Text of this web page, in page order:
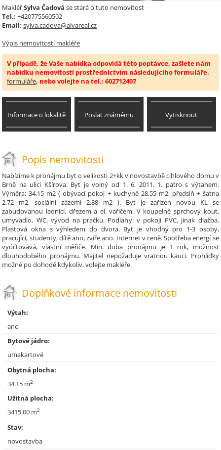
MakléřSylva Čadová se stará o tuto nemovitost
Tel.: +420775560502
Email: sylva.cadova@alvareal.cz
Výpis nemovitostí makléře
V případě, že Vaše nabídka odpovídá této poptávce, zašlete nám
nabídku nemovitosti prostřednictvím následujícího formuláře.
formuláře, nebo volejte na tel.: 602712407
Informace o lokalitě Poslat známému Vytisknout
Popis nemovitosti
Nabízíme k pronájmu byt o velikosti 2+kk v novostavbě cihlového domu v
Brně na ulici Kšírova. Byt je volný od 1. 6. 2011. 1. patro s výtahem.
Výměra: 34,15 m2 ( obývací pokoj + kuchyně 28,55 m2, předsíň + šatna
2,72 m2, sociální zázemí 2,88 m2 ). Byt je zařízen novou KL se
zabudovanou lednicí, dřezem a el. vařičem. V koupelně sprchový kout,
umyvadlo, WC, vývod na pračku. Podlahy: v pokoji PVC, jinak dlažba.
Plastová okna s výhledem do dvora. Byt je vhodný pro 1-3 osoby,
pracující, studenty, dítě ano, zvíře ano. Internet v ceně. Spotřeba energí se
vyúčtovává, vlastní měřiče. Min. doba pronájmu je 1 rok, možnost
dlouhodobého pronájmu. Majitel nepožaduje vratnou kauci. Prohlídky
možné po dohodě kdykoliv, volejte makléře.
Doplňkové informace nemovitosti
Výtah:
ano
Bytové jádro:
umakartové
Obytná plocha:
34.15 m2
Užitná plocha:
3415.00 m2
Stav:
novostavba